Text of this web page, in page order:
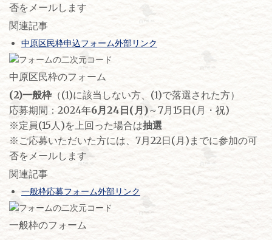
否をメールします
関連記事
中原区民枠申込フォーム外部リンク
中原区民枠のフォーム
(2)一般枠 （(1)に該当しない方、(1)で落選された方）
応募期間：2024年6月24日(月)～7月15日(月・祝)
※定員(15人)を上回った場合は抽選
※ご応募いただいた方には、7月22日(月)までに参加の可
否をメールします
関連記事
一般枠応募フォーム外部リンク
一般枠のフォーム